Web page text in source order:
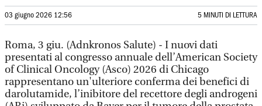
03 giugno 2026 12:56 5 MINUTI DI LETTURA
Roma, 3 giu. (Adnkronos Salute) - I nuovi dati
presentati al congresso annuale dell’American Society
of Clinical Oncology (Asco) 2026 di Chicago
rappresentano un'ulteriore conferma dei benefici di
darolutamide, l’inibitore del recettore degli androgeni